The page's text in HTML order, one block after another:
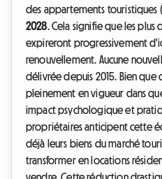
des appartements touristiques
2028. Cela signifie que les plus
expireront progressivement
renouvellement. Aucune
délivrée depuis 2015. Bien que
pleinement en vigueur dans
impact psychologique et
propriétaires anticipent cette
déjà leurs biens du marché
transformer en locations